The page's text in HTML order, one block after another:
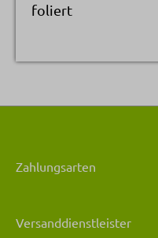
foliert
Zahlungsarten
Versanddienstleister